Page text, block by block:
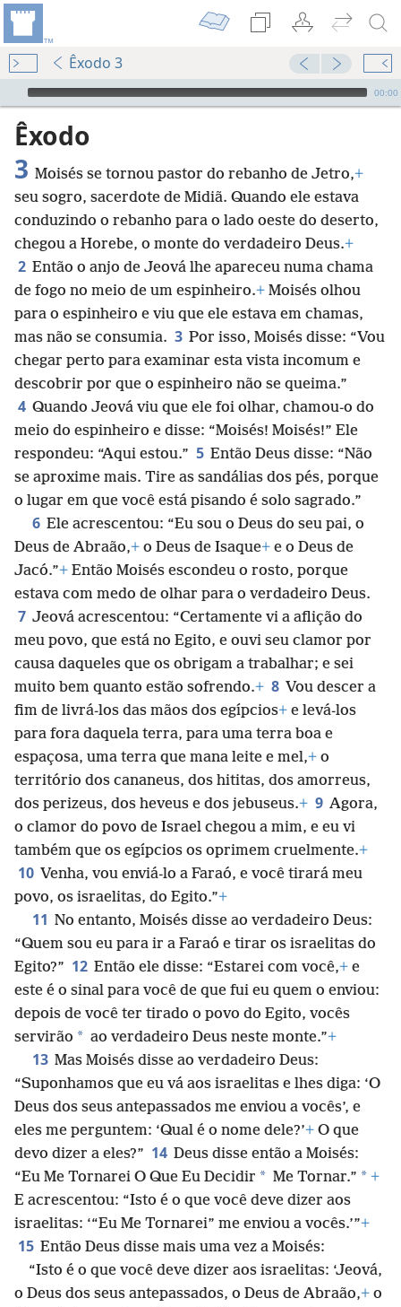
Êxodo 3
Audio Player
00:00
Êxodo
3 Moisés se tornou pastor do rebanho de Jetro,+
seu sogro, sacerdote de Midiã. Quando ele estava
conduzindo o rebanho para o lado oeste do deserto,
chegou a Horebe, o monte do verdadeiro Deus.+
2 Então o anjo de Jeová lhe apareceu numa chama
de fogo no meio de um espinheiro.+ Moisés olhou
para o espinheiro e viu que ele estava em chamas,
mas não se consumia. 3 Por isso, Moisés disse: “Vou
chegar perto para examinar esta vista incomum e
descobrir por que o espinheiro não se queima.”
4 Quando Jeová viu que ele foi olhar, chamou-o do
meio do espinheiro e disse: “Moisés! Moisés!” Ele
respondeu: “Aqui estou.” 5 Então Deus disse: “Não
se aproxime mais. Tire as sandálias dos pés, porque
o lugar em que você está pisando é solo sagrado.”
6 Ele acrescentou: “Eu sou o Deus do seu pai, o
Deus de Abraão,+ o Deus de Isaque+ e o Deus de
Jacó.”+ Então Moisés escondeu o rosto, porque
estava com medo de olhar para o verdadeiro Deus.
7 Jeová acrescentou: “Certamente vi a aflição do
meu povo, que está no Egito, e ouvi seu clamor por
causa daqueles que os obrigam a trabalhar; e sei
muito bem quanto estão sofrendo.+ 8 Vou descer a
fim de livrá-los das mãos dos egípcios+ e levá-los
para fora daquela terra, para uma terra boa e
espaçosa, uma terra que mana leite e mel,+ o
território dos cananeus, dos hititas, dos amorreus,
dos perizeus, dos heveus e dos jebuseus.+ 9 Agora,
o clamor do povo de Israel chegou a mim, e eu vi
também que os egípcios os oprimem cruelmente.+
10 Venha, vou enviá-lo a Faraó, e você tirará meu
povo, os israelitas, do Egito.”+
11 No entanto, Moisés disse ao verdadeiro Deus:
“Quem sou eu para ir a Faraó e tirar os israelitas do
Egito?” 12 Então ele disse: “Estarei com você,+ e
este é o sinal para você de que fui eu quem o enviou:
depois de você ter tirado o povo do Egito, vocês
servirão * ao verdadeiro Deus neste monte.”+
13 Mas Moisés disse ao verdadeiro Deus:
“Suponhamos que eu vá aos israelitas e lhes diga: ‘O
Deus dos seus antepassados me enviou a vocês’, e
eles me perguntem: ‘Qual é o nome dele?’+ O que
devo dizer a eles?” 14 Deus disse então a Moisés:
“Eu Me Tornarei O Que Eu Decidir * Me Tornar.” * +
E acrescentou: “Isto é o que você deve dizer aos
israelitas: ‘“Eu Me Tornarei” me enviou a vocês.’”+
15 Então Deus disse mais uma vez a Moisés:
“Isto é o que você deve dizer aos israelitas: ‘Jeová,
o Deus dos seus antepassados, o Deus de Abraão,+ o